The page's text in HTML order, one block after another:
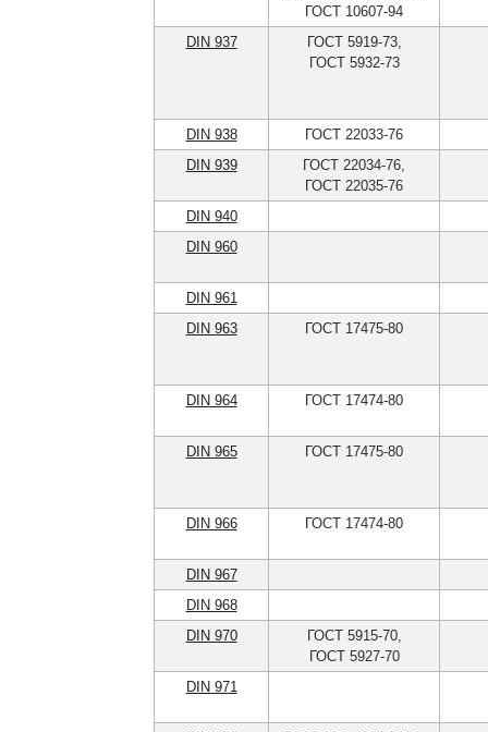
ГОСТ 10607-94
DIN 937
ГОСТ 5919-73,
ГОСТ 5932-73
DIN 938
ГОСТ 22033-76
DIN 939
ГОСТ 22034-76,
ГОСТ 22035-76
DIN 940
DIN 960
DIN 961
DIN 963
ГОСТ 17475-80
DIN 964 ГОСТ 17474-80
DIN 965
ГОСТ 17475-80
DIN 966 ГОСТ 17474-80
DIN 967
DIN 968
DIN 970
ГОСТ 5915-70,
ГОСТ 5927-70
DIN 971